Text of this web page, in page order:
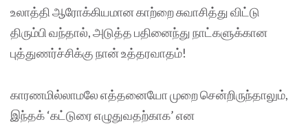
உலாத்தி ஆரோக்கியமான காற்றை சுவாசித்து விட்டு
திரும்பி வந்தால், அடுத்த பதினைந்து நாட்களுக்கான
புத்துணர்ச்சிக்கு நான் உத்தரவாதம்!
காரணமில்லாமலே எத்தனையோ முறை சென்றிருந்தாலும்,
இந்தக் ‘கட்டுரை எழுதுவதற்காக’ என